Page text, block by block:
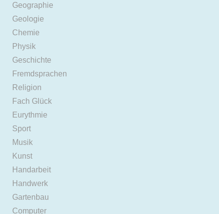
Geographie
Geologie
Chemie
Physik
Geschichte
Fremdsprachen
Religion
Fach Glück
Eurythmie
Sport
Musik
Kunst
Handarbeit
Handwerk
Gartenbau
Computer